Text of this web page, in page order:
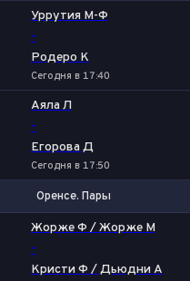
Уррутия М-Ф
-
Родеро К
Сегодня в 17:40
Аяла Л
-
Егорова Д
Сегодня в 17:50
Оренсе. Пары
Жорже Ф / Жорже М
-
Кристи Ф / Дьюдни А